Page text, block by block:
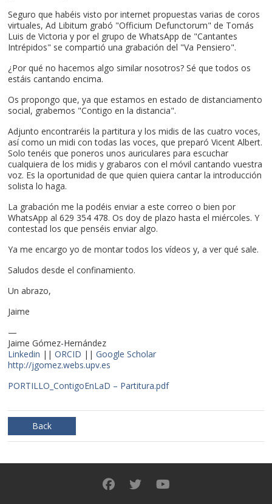
Seguro que habéis visto por internet propuestas varias de coros
virtuales, Ad Libitum grabó "Officium Defunctorum" de Tomás
Luis de Victoria y por el grupo de WhatsApp de "Cantantes
Intrépidos" se compartió una grabación del "Va Pensiero".
¿Por qué no hacemos algo similar nosotros? Sé que todos os
estáis cantando encima.
Os propongo que, ya que estamos en estado de distanciamento
social, grabemos "Contigo en la distancia".
Adjunto encontraréis la partitura y los midis de las cuatro voces,
así como un midi con todas las voces, que preparó Vicent Albert.
Solo tenéis que poneros unos auriculares para escuchar
cualquiera de los midis y grabaros con el móvil cantando vuestra
voz. Es la oportunidad de que quien quiera cantar la introducción
solista lo haga.
La grabación me la podéis enviar a este correo o bien por
WhatsApp al 629 354 478. Os doy de plazo hasta el miércoles. Y
contestad los que penséis enviar algo.
Ya me encargo yo de montar todos los vídeos y, a ver qué sale.
Saludos desde el confinamiento.
Un abrazo,
Jaime
—
Jaime Gómez-Hernández
Linkedin || ORCID || Google Scholar
http://jgomez.webs.upv.es
PORTILLO_ContigoEnLaD – Partitura.pdf
Back